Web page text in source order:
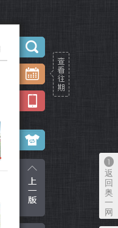
返
回
奥
一
网